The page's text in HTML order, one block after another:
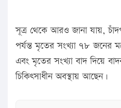
সূত্র থেকে আরও জানা যায়,
পর্যন্ত মৃতের সংখ্যা ৭৮ জনের
এবং মৃতের সংখ্যা বাদ দিয়ে
চিকিৎসাধীন অবস্থায় আছেন।